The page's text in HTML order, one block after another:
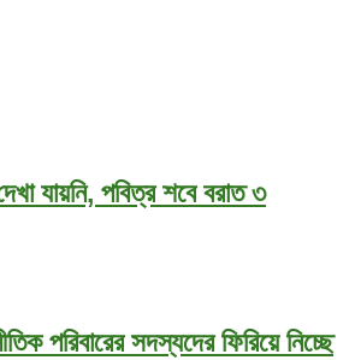
যায়নি, পবিত্র শবে বরাত ৩
পরিবারের সদস্যদের ফিরিয়ে নিচ্ছে